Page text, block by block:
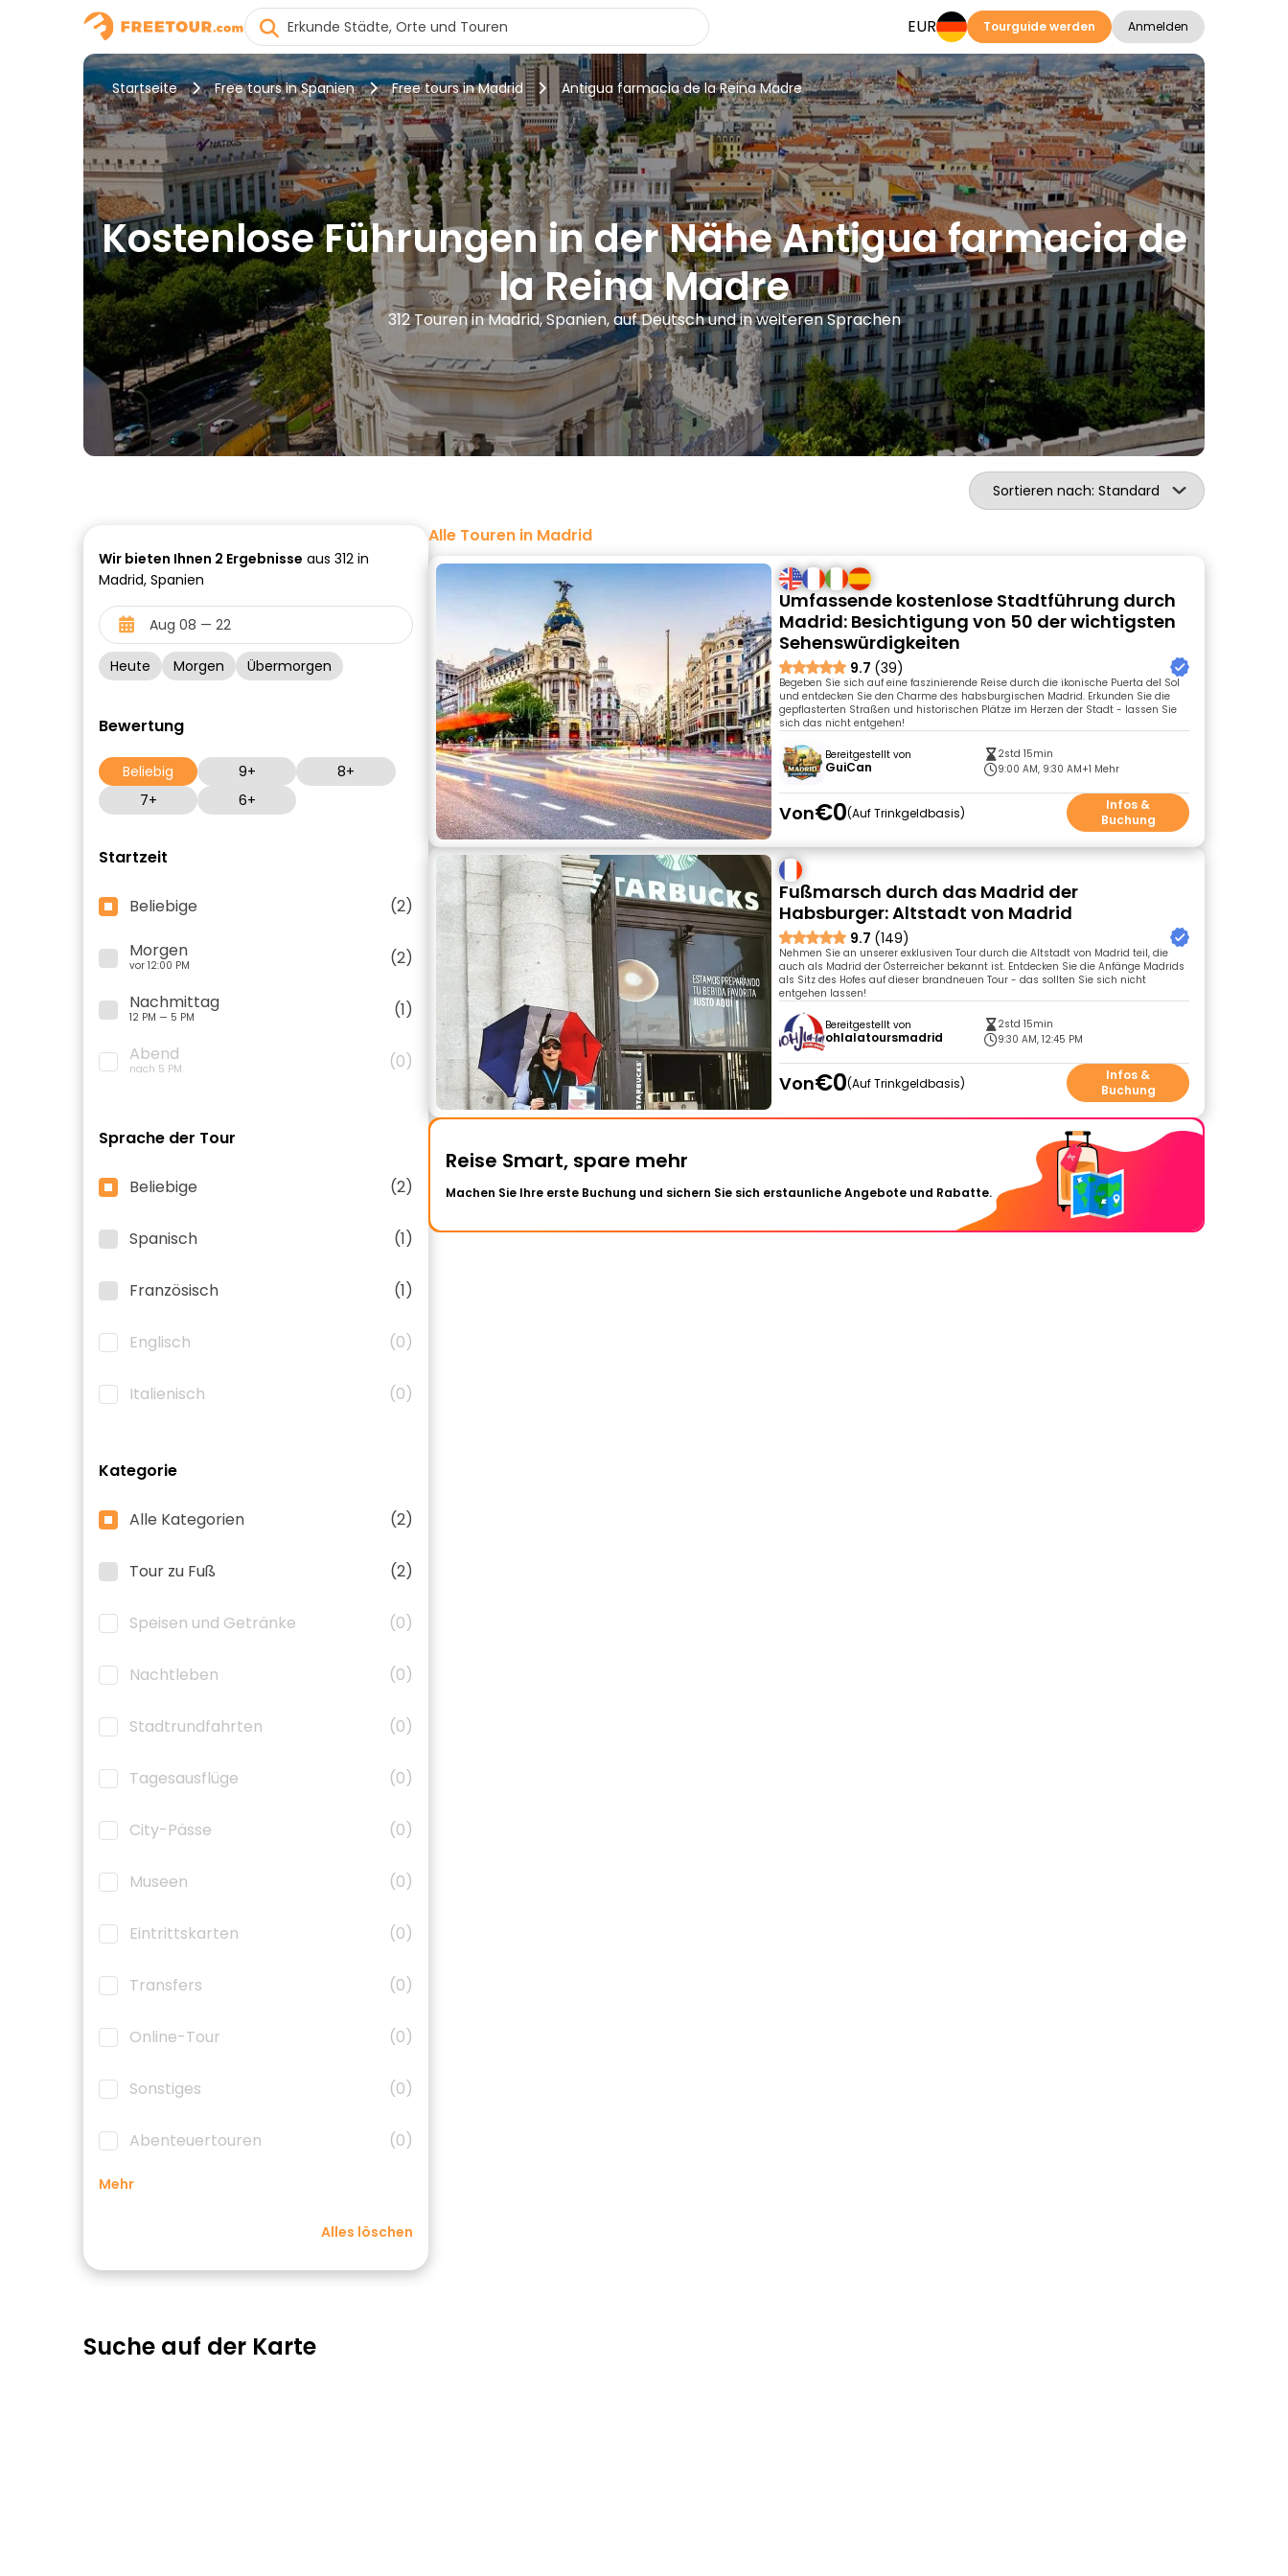
EUR Tourguide werden Anmelden
Startseite Free tours in Spanien Free tours in Madrid Antigua farmacia de la Reina Madre
Kostenlose Führungen in der Nähe Antigua farmacia de
la Reina Madre
312 Touren in Madrid, Spanien, auf Deutsch und in weiteren Sprachen
Sortieren nach: Standard
Wir bieten Ihnen 2 Ergebnisse aus 312 in
Madrid, Spanien
Heute Morgen Übermorgen
Bewertung
Beliebig 9+
8+
7+
6+
Startzeit
Beliebige
(2)
Morgen
vor 12:00 PM
(2)
Nachmittag
12 PM — 5 PM
(1)
Abend
nach 5 PM (0)
Sprache der Tour
Beliebige (2)
Spanisch (1)
Französisch (1)
Englisch (0)
Italienisch (0)
Kategorie
Alle Kategorien (2)
Tour zu Fuß (2)
Speisen und Getränke (0)
Nachtleben (0)
Stadtrundfahrten (0)
Tagesausflüge (0)
City-Pässe (0)
Museen (0)
Eintrittskarten (0)
Transfers (0)
Online-Tour (0)
Sonstiges (0)
Abenteuertouren (0)
Mehr
Alles löschen
Alle Touren in Madrid
Umfassende kostenlose Stadtführung durch
Madrid: Besichtigung von 50 der wichtigsten
Sehenswürdigkeiten
9.7 (39)
Begeben Sie sich auf eine faszinierende Reise durch die ikonische Puerta del Sol
und entdecken Sie den Charme des habsburgischen Madrid. Erkunden Sie die
gepflasterten Straßen und historischen Plätze im Herzen der Stadt - lassen Sie
sich das nicht entgehen!
Bereitgestellt von
GuiCan
2std 15min
9:00 AM, 9:30 AM+1 Mehr
Von€0 Auf Trinkgeldbasis
Infos &
Buchung
Fußmarsch durch das Madrid der
Habsburger: Altstadt von Madrid
9.7 (149)
Nehmen Sie an unserer exklusiven Tour durch die Altstadt von Madrid teil, die
auch als Madrid der Österreicher bekannt ist. Entdecken Sie die Anfänge Madrids
als Sitz des Hofes auf dieser brandneuen Tour - das sollten Sie sich nicht
entgehen lassen!
Bereitgestellt von
ohlalatoursmadrid
2std 15min
9:30 AM, 12:45 PM
Von€0 Auf Trinkgeldbasis
Infos &
Buchung
Reise Smart, spare mehr
Machen Sie Ihre erste Buchung und sichern Sie sich erstaunliche Angebote und Rabatte.
Suche auf der Karte